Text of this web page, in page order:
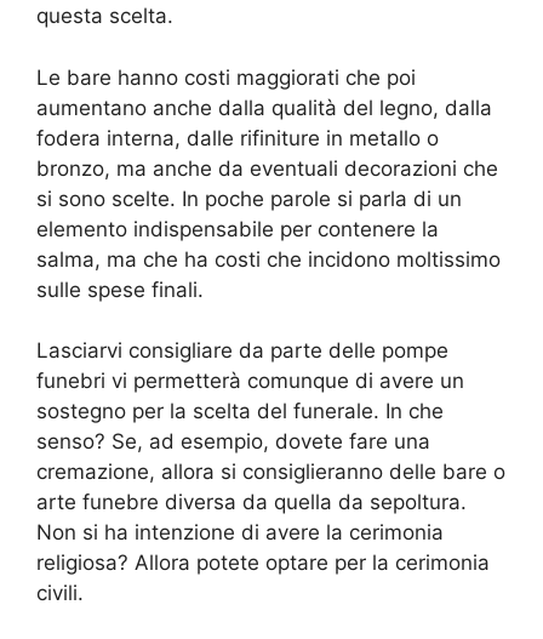
questa scelta.
Le bare hanno costi maggiorati che poi
aumentano anche dalla qualità del legno, dalla
fodera interna, dalle rifiniture in metallo o
bronzo, ma anche da eventuali decorazioni che
si sono scelte. In poche parole si parla di un
elemento indispensabile per contenere la
salma, ma che ha costi che incidono moltissimo
sulle spese finali.
Lasciarvi consigliare da parte delle pompe
funebri vi permetterà comunque di avere un
sostegno per la scelta del funerale. In che
senso? Se, ad esempio, dovete fare una
cremazione, allora si consiglieranno delle bare o
arte funebre diversa da quella da sepoltura.
Non si ha intenzione di avere la cerimonia
religiosa? Allora potete optare per la cerimonia
civili.